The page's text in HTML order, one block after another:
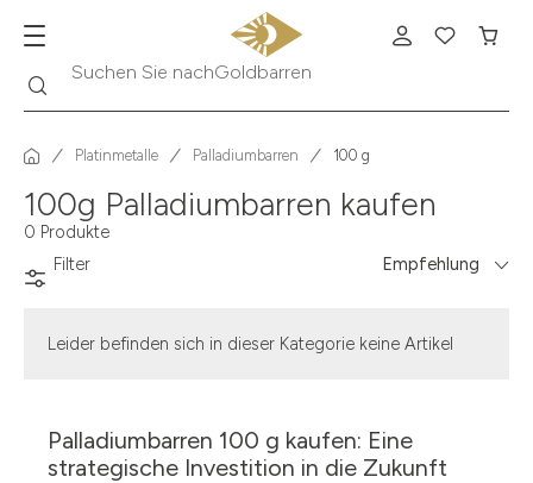
Suchen Sie nachGoldbarren
Platinmetalle Palladiumbarren 100 g
100g Palladiumbarren kaufen
0 Produkte
Filter
Empfehlung
Leider befinden sich in dieser Kategorie keine Artikel
Palladiumbarren 100 g kaufen: Eine
strategische Investition in die Zukunft